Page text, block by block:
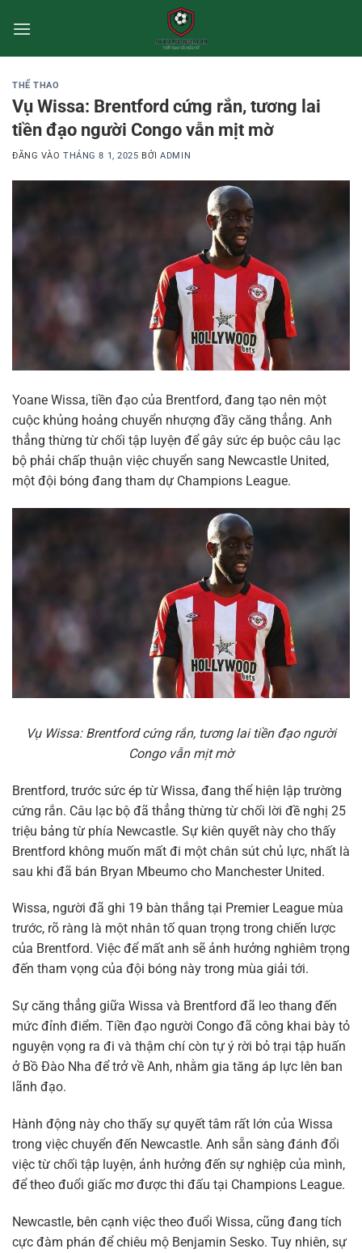
qua
THỂ THAO
Vụ Wissa: Brentford cứng rắn, tương lai
tiền đạo người Congo vẫn mịt mờ
ĐĂNG VÀOTHÁNG 8 1, 2025 BỞIADMIN
Yoane Wissa, tiền đạo của Brentford, đang tạo nên một
cuộc khủng hoảng chuyển nhượng đầy căng thẳng. Anh
thẳng thừng từ chối tập luyện để gây sức ép buộc câu lạc
bộ phải chấp thuận việc chuyển sang Newcastle United,
một đội bóng đang tham dự Champions League.
Vụ Wissa: Brentford cứng rắn, tương lai tiền đạo người
Congo vẫn mịt mờ
Brentford, trước sức ép từ Wissa, đang thể hiện lập trường
cứng rắn. Câu lạc bộ đã thẳng thừng từ chối lời đề nghị 25
triệu bảng từ phía Newcastle. Sự kiên quyết này cho thấy
Brentford không muốn mất đi một chân sút chủ lực, nhất là
sau khi đã bán Bryan Mbeumo cho Manchester United.
Wissa, người đã ghi 19 bàn thắng tại Premier League mùa
trước, rõ ràng là một nhân tố quan trọng trong chiến lược
của Brentford. Việc để mất anh sẽ ảnh hưởng nghiêm trọng
đến tham vọng của đội bóng này trong mùa giải tới.
Sự căng thẳng giữa Wissa và Brentford đã leo thang đến
mức đỉnh điểm. Tiền đạo người Congo đã công khai bày tỏ
nguyện vọng ra đi và thậm chí còn tự ý rời bỏ trại tập huấn
ở Bồ Đào Nha để trở về Anh, nhằm gia tăng áp lực lên ban
lãnh đạo.
Hành động này cho thấy sự quyết tâm rất lớn của Wissa
trong việc chuyển đến Newcastle. Anh sẵn sàng đánh đổi
việc từ chối tập luyện, ảnh hưởng đến sự nghiệp của mình,
để theo đuổi giấc mơ được thi đấu tại Champions League.
Newcastle, bên cạnh việc theo đuổi Wissa, cũng đang tích
cực đàm phán để chiêu mộ Benjamin Sesko. Tuy nhiên, sự